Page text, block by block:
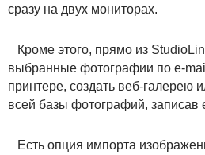
сразу на двух мониторах.
Кроме этого, прямо из
выбранные фотографии по e-
принтере, создать веб-галерею
всей базы фотографий, записав
Есть опция импорта